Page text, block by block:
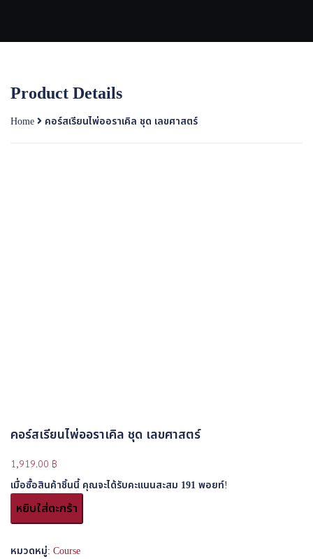
Product Details
Home คอร์สเรียนไพ่ออราเคิล ชุด เลขศาสตร์
คอร์สเรียนไพ่ออราเคิล ชุด เลขศาสตร์
1,919.00 ฿
เมื่อซื้อสินค้าชิ้นนี้ คุณจะได้รับคะแนนสะสม 191พอยท์!
หยิบใส่ตะกร้า
หมวดหมู่: Course